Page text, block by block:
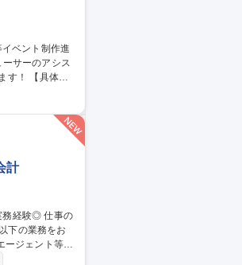
体的
絡調整 ■企画
活用しており、
計
下の業務をお
経理業務実務経験◎